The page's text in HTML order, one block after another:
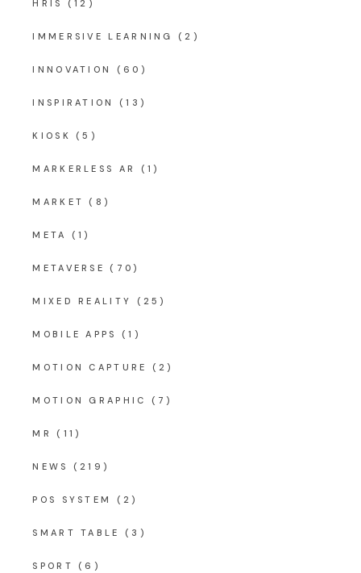
HRIS (12)
IMMERSIVE LEARNING (2)
INNOVATION (60)
INSPIRATION (13)
KIOSK (5)
MARKERLESS AR (1)
MARKET (8)
META (1)
METAVERSE (70)
MIXED REALITY (25)
MOBILE APPS (1)
MOTION CAPTURE (2)
MOTION GRAPHIC (7)
MR (11)
NEWS (219)
POS SYSTEM (2)
SMART TABLE (3)
SPORT (6)